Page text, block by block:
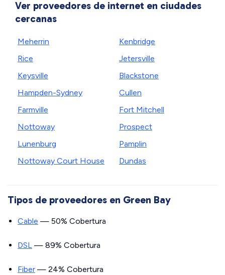
Ver proveedores de internet en ciudades
cercanas
Meherrin
Rice
Keysville
Hampden-Sydney
Farmville
Nottoway
Lunenburg
Nottoway Court House
Kenbridge
Jetersville
Blackstone
Cullen
Fort Mitchell
Prospect
Pamplin
Dundas
Tipos de proveedores en Green Bay
Cable — 50% Cobertura
DSL — 89% Cobertura
Fiber — 24% Cobertura